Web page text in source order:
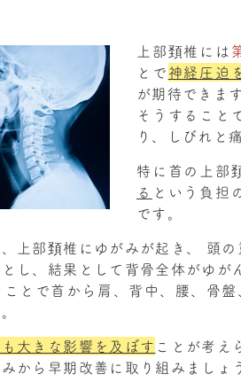
上部頚椎には
とで神経圧迫
が期待できます
そうすること
り、しびれと
特に首の上部
る という負担
です。
上部頚椎にゆがみが起き、 頭
し、結果として背骨全体がゆが
とで首から肩、背中、腰、骨
大きな影響を及ぼす ことが考え
から早期改善に取り組みましょ